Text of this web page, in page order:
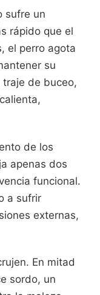
sufre un
rápido que el
el perro agota
su
traje de buceo,
de los
apenas dos
funcional.
a sufrir
externas,
En mitad
sordo, un